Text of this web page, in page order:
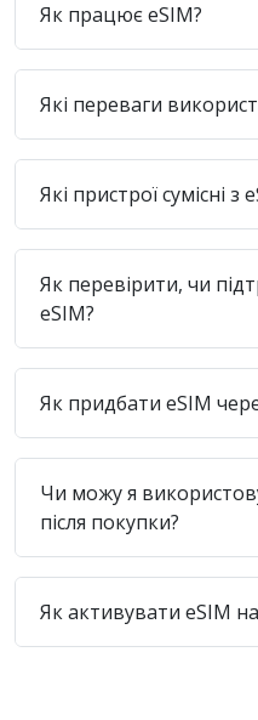
Як працює eSIM?
Які переваги
Які пристрої сумісні з
Як перевірити, чи
eSIM?
Як придбати eSIM
Чи можу я
після покупки?
Як активувати eSIM